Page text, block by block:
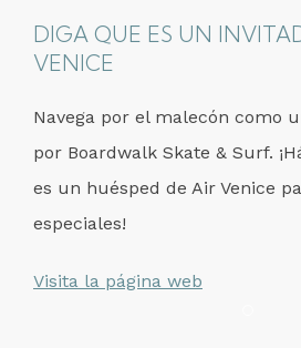
DIGA QUE ES UN
VENICE
Navega por el malecón como
por Boardwalk Skate & Surf.
es un huésped de Air Venice
especiales!
Visita la página web